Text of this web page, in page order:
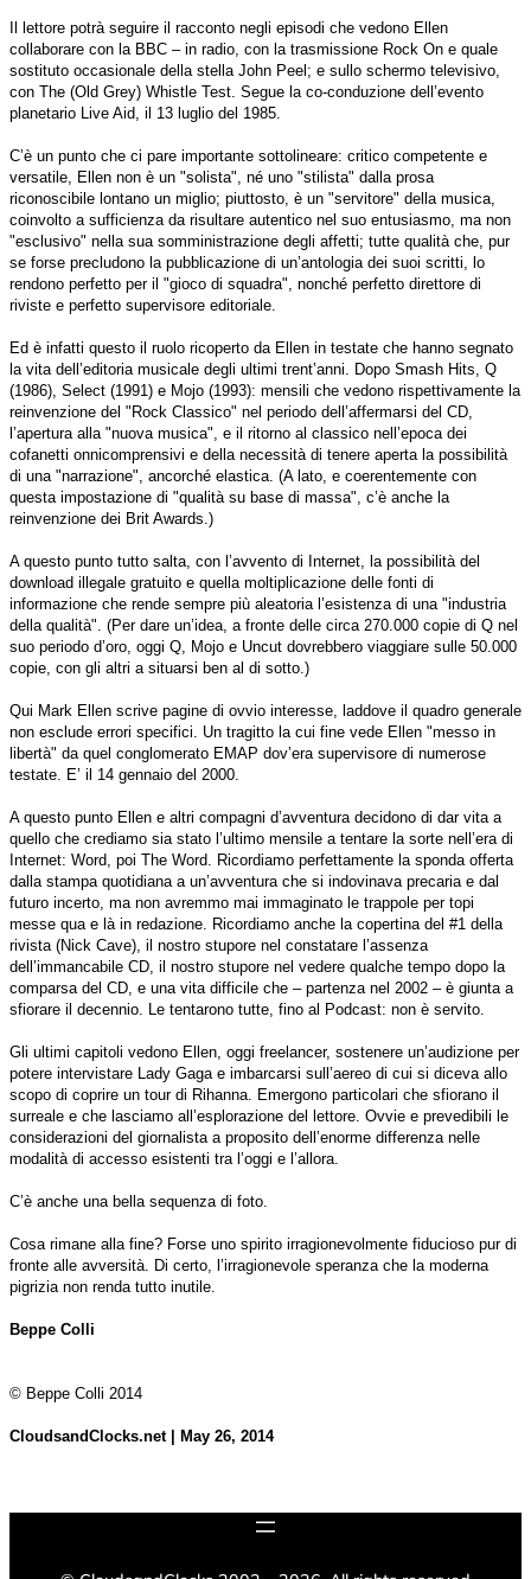
Il lettore potrà seguire il racconto negli episodi che vedono Ellen
collaborare con la BBC – in radio, con la trasmissione Rock On e quale
sostituto occasionale della stella John Peel; e sullo schermo televisivo,
con The (Old Grey) Whistle Test. Segue la co-conduzione dell’evento
planetario Live Aid, il 13 luglio del 1985.
C’è un punto che ci pare importante sottolineare: critico competente e
versatile, Ellen non è un "solista", né uno "stilista" dalla prosa
riconoscibile lontano un miglio; piuttosto, è un "servitore" della musica,
coinvolto a sufficienza da risultare autentico nel suo entusiasmo, ma non
"esclusivo" nella sua somministrazione degli affetti; tutte qualità che, pur
se forse precludono la pubblicazione di un’antologia dei suoi scritti, lo
rendono perfetto per il "gioco di squadra", nonché perfetto direttore di
riviste e perfetto supervisore editoriale.
Ed è infatti questo il ruolo ricoperto da Ellen in testate che hanno segnato
la vita dell’editoria musicale degli ultimi trent’anni. Dopo Smash Hits, Q
(1986), Select (1991) e Mojo (1993): mensili che vedono rispettivamente la
reinvenzione del "Rock Classico" nel periodo dell’affermarsi del CD,
l’apertura alla "nuova musica", e il ritorno al classico nell’epoca dei
cofanetti onnicomprensivi e della necessità di tenere aperta la possibilità
di una "narrazione", ancorché elastica. (A lato, e coerentemente con
questa impostazione di "qualità su base di massa", c’è anche la
reinvenzione dei Brit Awards.)
A questo punto tutto salta, con l’avvento di Internet, la possibilità del
download illegale gratuito e quella moltiplicazione delle fonti di
informazione che rende sempre più aleatoria l’esistenza di una "industria
della qualità". (Per dare un’idea, a fronte delle circa 270.000 copie di Q nel
suo periodo d’oro, oggi Q, Mojo e Uncut dovrebbero viaggiare sulle 50.000
copie, con gli altri a situarsi ben al di sotto.)
Qui Mark Ellen scrive pagine di ovvio interesse, laddove il quadro generale
non esclude errori specifici. Un tragitto la cui fine vede Ellen "messo in
libertà" da quel conglomerato EMAP dov’era supervisore di numerose
testate. E’ il 14 gennaio del 2000.
A questo punto Ellen e altri compagni d’avventura decidono di dar vita a
quello che crediamo sia stato l’ultimo mensile a tentare la sorte nell’era di
Internet: Word, poi The Word. Ricordiamo perfettamente la sponda offerta
dalla stampa quotidiana a un’avventura che si indovinava precaria e dal
futuro incerto, ma non avremmo mai immaginato le trappole per topi
messe qua e là in redazione. Ricordiamo anche la copertina del #1 della
rivista (Nick Cave), il nostro stupore nel constatare l’assenza
dell’immancabile CD, il nostro stupore nel vedere qualche tempo dopo la
comparsa del CD, e una vita difficile che – partenza nel 2002 – è giunta a
sfiorare il decennio. Le tentarono tutte, fino al Podcast: non è servito.
Gli ultimi capitoli vedono Ellen, oggi freelancer, sostenere un’audizione per
potere intervistare Lady Gaga e imbarcarsi sull’aereo di cui si diceva allo
scopo di coprire un tour di Rihanna. Emergono particolari che sfiorano il
surreale e che lasciamo all’esplorazione del lettore. Ovvie e prevedibili le
considerazioni del giornalista a proposito dell’enorme differenza nelle
modalità di accesso esistenti tra l’oggi e l’allora.
C’è anche una bella sequenza di foto.
Cosa rimane alla fine? Forse uno spirito irragionevolmente fiducioso pur di
fronte alle avversità. Di certo, l’irragionevole speranza che la moderna
pigrizia non renda tutto inutile.
Beppe Colli
© Beppe Colli 2014
CloudsandClocks.net | May 26, 2014